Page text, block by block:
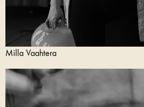
Milla Vaahtera